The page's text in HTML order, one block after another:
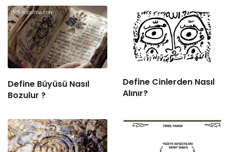
Define Büyüsü Nasıl
Bozulur ?
Define Cinlerden Nasıl
Alınır?